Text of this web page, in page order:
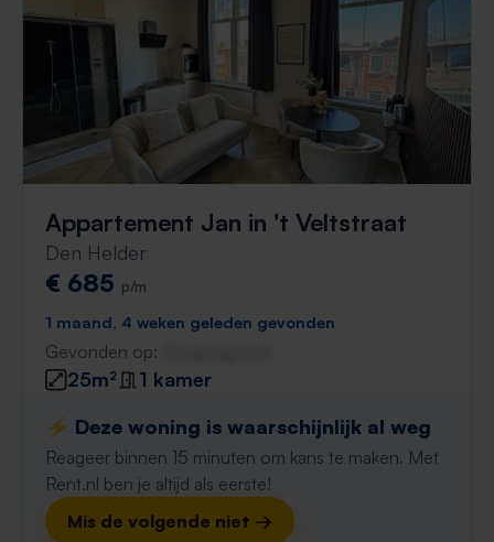
Appartement Jan in 't Veltstraat
Den Helder
€ 685 p/m
1 maand, 4 weken geleden gevonden
Gevonden op:
25m²
1 kamer
⚡️ Deze woning is waarschijnlijk al weg
Reageer binnen 15 minuten om kans te maken. Met
Rent.nl ben je altijd als eerste!
Mis de volgende niet →